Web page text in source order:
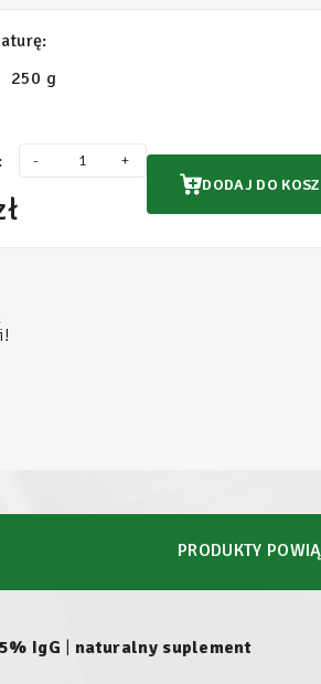
250 g
- +
DODAJ DO
PRODUKTY
IgG naturalny suplement